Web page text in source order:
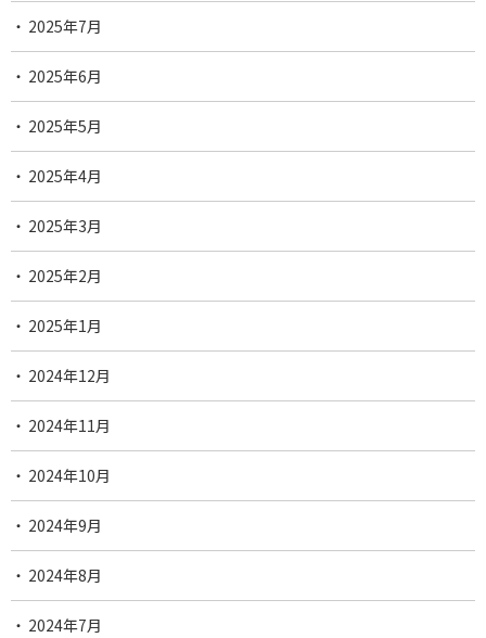
2025年7月
2025年6月
2025年5月
2025年4月
2025年3月
2025年2月
2025年1月
2024年12月
2024年11月
2024年10月
2024年9月
2024年8月
2024年7月